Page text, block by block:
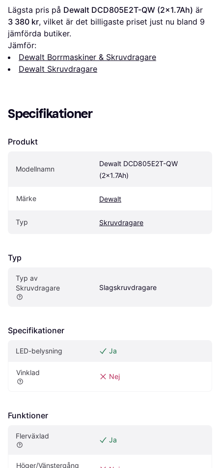
Lägsta pris på Dewalt DCD805E2T-QW (2x1.7Ah)
3 380 kr, vilket är det billigaste priset just nu bland 9
jämförda butiker.
Jämför:
Dewalt Borrmaskiner & Skruvdragare
Dewalt Skruvdragare
Specifikationer
Produkt
Modellnamn
Dewalt DCD805E2T-QW
(2x1.7Ah)
Märke Dewalt
Typ Skruvdragare
Typ
Typ av
Skruvdragare
Slagskruvdragare
Specifikationer
LED-belysning Ja
Vinklad Nej
Funktioner
Flerväxlad Ja
Höger/Vänstergång